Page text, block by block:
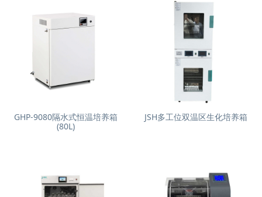
GHP-9080隔水式恒温培养箱
(80L)
JSH多工位双温区生化培养箱